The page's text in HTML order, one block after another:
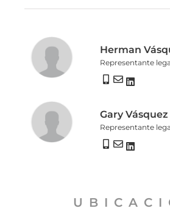
Herman
Representante
Gary Vásquez
Representante